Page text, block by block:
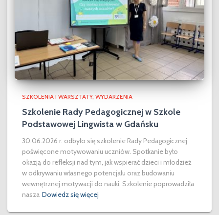
SZKOLENIA I WARSZTATY WYDARZENIA
Szkolenie Rady Pedagogicznej w Szkole
Podstawowej Lingwista w Gdańsku
30.06.2026 r. odbyło się szkolenie Rady Pedagogicznej
poświęcone motywowaniu uczniów. Spotkanie było
okazją do refleksji nad tym, jak wspierać dzieci i młodzież
w odkrywaniu własnego potencjału oraz budowaniu
wewnętrznej motywacji do nauki. Szkolenie poprowadziła
nasza Dowiedz się więcej